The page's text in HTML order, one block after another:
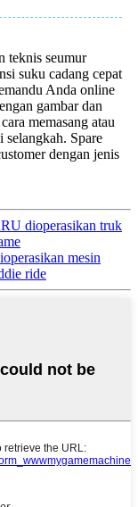
teknis seumur
suku cadang cepat
Anda online
gambar dan
memasang atau
selangkah. Spare
dengan jenis
dioperasikan truk
mesin
ride